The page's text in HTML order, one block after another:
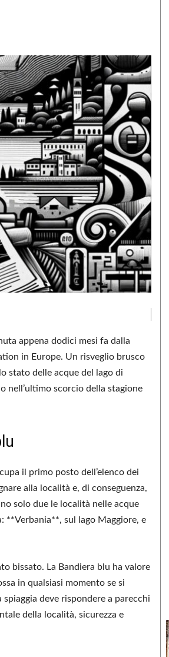
appena dodici mesi fa dalla
in Europe. Un risveglio brusco
stato delle acque del lago di
nell’ultimo scorcio della stagione
il primo posto dell’elenco dei
alla località e, di conseguenza,
solo due le località nelle acque
sul lago Maggiore, e
bissato. La Bandiera blu ha valore
in qualsiasi momento se si
deve rispondere a parecchi
della località, sicurezza e